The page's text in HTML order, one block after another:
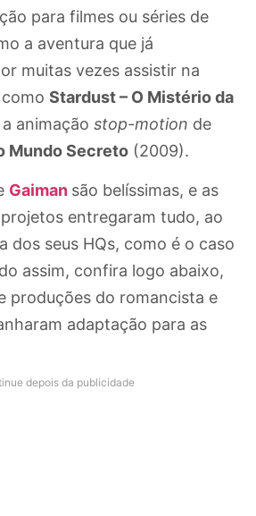
para filmes ou séries de
a aventura que já
muitas vezes assistir na
como Stardust – O Mistério da
animação stop-motion de
Mundo Secreto (2009).
Gaiman são belíssimas, e as
entregaram tudo, ao
dos seus HQs, como é o caso
assim, confira logo abaixo,
produções do romancista e
adaptação para as
depois da publicidade